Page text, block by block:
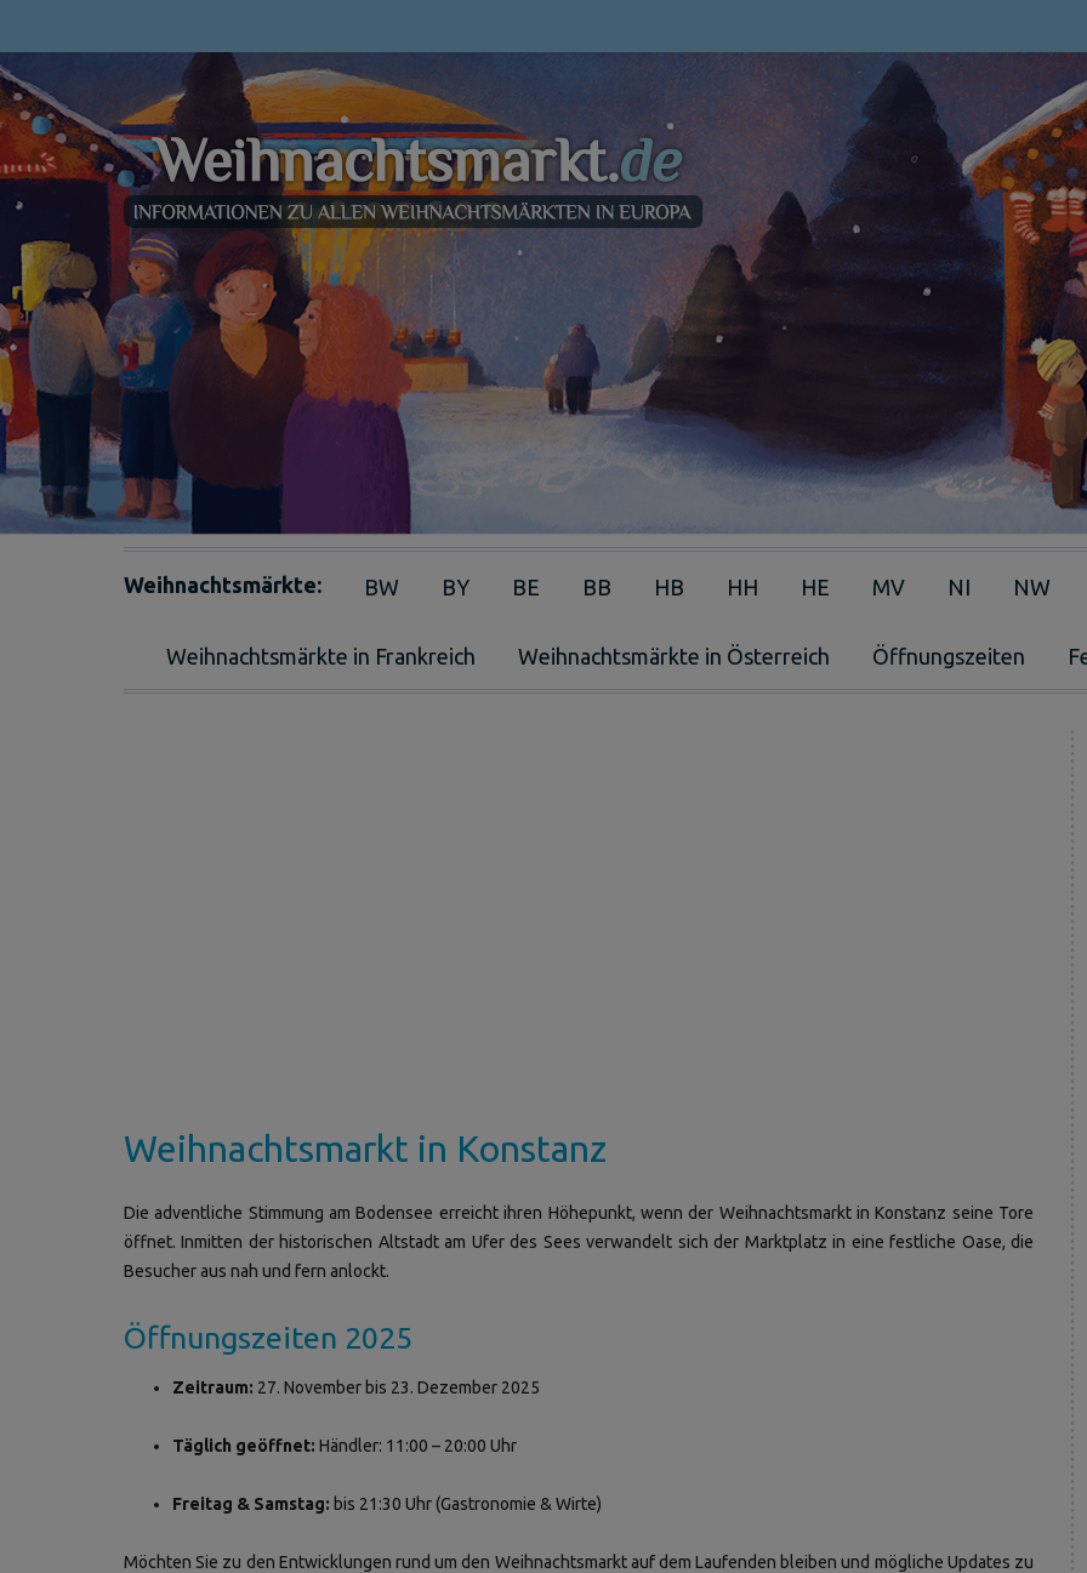
Weihnachtsmärkte: BW BY BE BB HB HH HE MV NI NW
Weihnachtsmärkte in Frankreich Weihnachtsmärkte in Österreich Öffnungszeiten
Weihnachtsmarkt in Konstanz
Die adventliche Stimmung am Bodensee erreicht ihren Höhepunkt, wenn der Weihnachtsmarkt in Konstanz seine Tore
öffnet. Inmitten der historischen Altstadt am Ufer des Sees verwandelt sich der Marktplatz in eine festliche Oase, die
Besucher aus nah und fern anlockt.
Öffnungszeiten 2025
Zeitraum: 27. November bis 23. Dezember 2025
Täglich geöffnet: Händler: 11:00 – 20:00 Uhr
Freitag & Samstag: bis 21:30 Uhr (Gastronomie & Wirte)
Möchten Sie zu den Entwicklungen rund um den Weihnachtsmarkt auf dem Laufenden bleiben und mögliche Updates zu